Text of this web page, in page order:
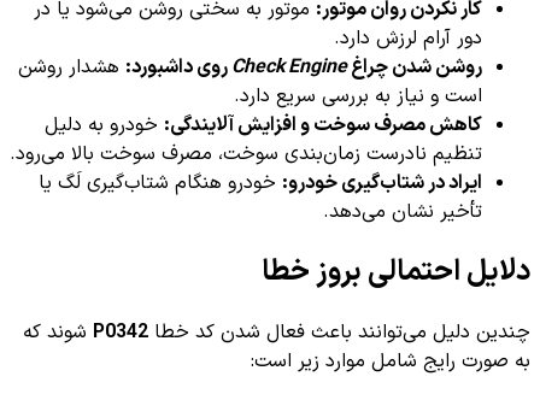
کار نکردن روان موتور: موتور به سختی روشن می‌شود یا در
دور آرام لرزش دارد.
روشن شدن چراغCheck Engineروی داشبورد: هشدار روشن
است و نیاز به بررسی سریع دارد.
کاهش مصرف سوخت و افزایش آلایندگی: خودرو به دلیل
تنظیم نادرست زمان‌بندی سوخت، مصرف سوخت بالا می‌رود.
ایراد در شتاب‌گیری خودرو: خودرو هنگام شتاب‌گیری لَگ یا
تأخیر نشان می‌دهد.
دلایل احتمالی بروز خطا
چندین دلیل می‌توانند باعث فعال شدن کد خطا P0342 شوند که
به صورت رایج شامل موارد زیر است: